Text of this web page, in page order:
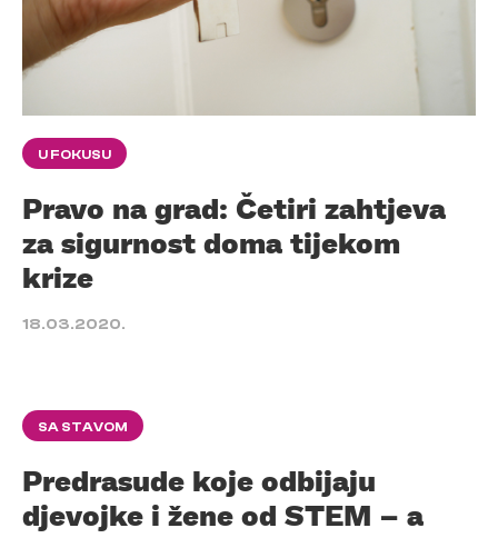
U FOKUSU
Pravo na grad: Četiri zahtjeva
za sigurnost doma tijekom
krize
18.03.2020.
SA STAVOM
Predrasude koje odbijaju
djevojke i žene od STEM – a